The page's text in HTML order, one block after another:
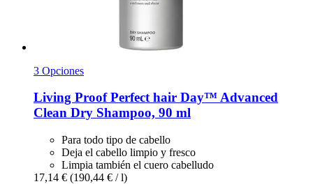
3 Opciones
Living ProofPerfect hair Day™ Advanced
Clean Dry Shampoo, 90 ml
Para todo tipo de cabello
Deja el cabello limpio y fresco
Limpia también el cuero cabelludo
17,14 € (190,44 € / l)